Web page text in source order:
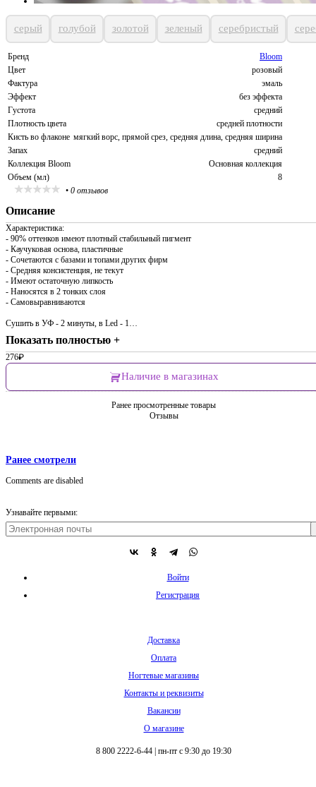
серый голубой золотой зеленый серебристый
Бренд
Bloom
Цвет
розовый
Фактура
эмаль
Эффект
без эффекта
Густота
средний
Плотность цвета
средней плотности
Кисть во флаконе мягкий ворс, прямой срез, средняя длина, средняя ширина
Запах
средний
Коллекция Bloom
Основная коллекция
Объем (мл)
8
• 0 отзывов
Описание
Характеристика:
- 90% оттенков имеют плотный стабильный пигмент
- Каучуковая основа, пластичные
- Сочетаются с базами и топами других фирм
- Средняя консистенция, не текут
- Имеют остаточную липкость
- Наносятся в 2 тонких слоя
- Самовыравниваются
Сушить в УФ - 2 минуты, в Led - 1…
Показать полностью +
276₽
Наличие в магазинах
Ранее просмотренные товары
Отзывы
Ранее смотрели
Comments are disabled
Узнавайте первыми:
Войти
Регистрация
Доставка
Оплата
Ногтевые магазины
Контакты и реквизиты
Вакансии
О магазине
8 800 2222-6-44 пн-пт с 9:30 до 19:30